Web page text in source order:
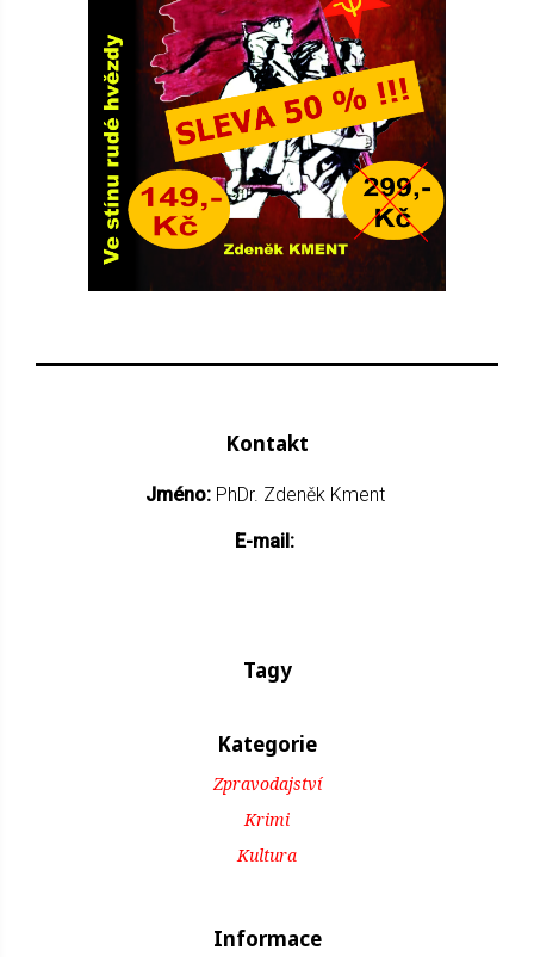
Kontakt
Jméno: PhDr. Zdeněk Kment
E-mail:
Tagy
Kategorie
Zpravodajství
Krimi
Kultura
Informace